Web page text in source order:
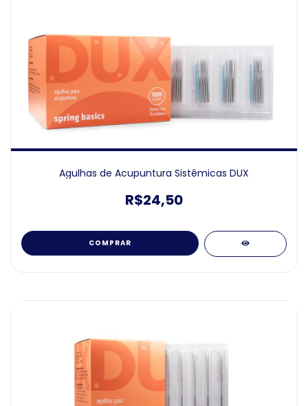
Agulhas de Acupuntura Sistêmicas DUX
R$24,50
COMPRAR